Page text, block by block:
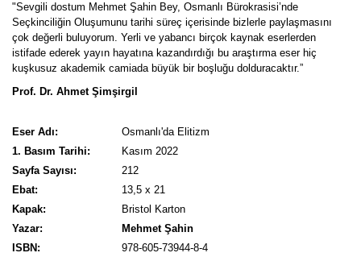
"Sevgili dostum Mehmet Şahin Bey, Osmanlı Bürokrasisi’nde
Seçkinciliğin Oluşumunu tarihi süreç içerisinde bizlerle paylaşmasını
çok değerli buluyorum. Yerli ve yabancı birçok kaynak eserlerden
istifade ederek yayın hayatına kazandırdığı bu araştırma eser hiç
kuşkusuz akademik camiada büyük bir boşluğu dolduracaktır.”
Prof. Dr. Ahmet Şimşirgil
Eser Adı:
Osmanlı'da Elitizm
1. Basım Tarihi:
Kasım 2022
Sayfa Sayısı:
212
Ebat:
13,5 x 21
Kapak:
Bristol Karton
Yazar:
Mehmet Şahin
ISBN:
978-605-73944-8-4